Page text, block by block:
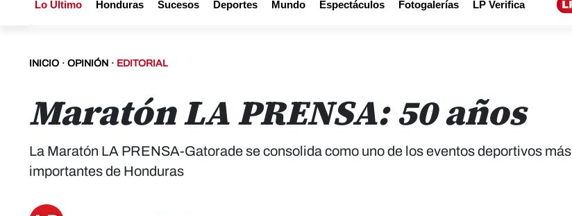
Lo Último Honduras Sucesos Deportes Mundo Espectáculos Fotogalerías LP Verifica
INICIO · OPINIÓN · EDITORIAL
Maratón LA PRENSA: 50 años
La Maratón LA PRENSA-Gatorade se consolida como uno de los eventos deportivos más
importantes de Honduras